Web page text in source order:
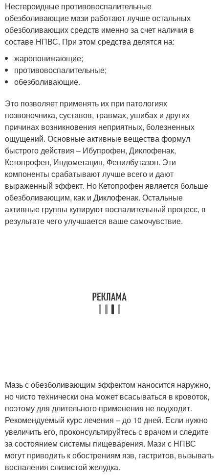
Нестероидные противовоспалительные
обезболивающие мази работают лучше остальных
обезболивающих средств именно за счет наличия в
составе НПВС. При этом средства делятся на:
жаропонижающие;
противовоспалительные;
обезболивающие.
Это позволяет применять их при патологиях
позвоночника, суставов, травмах, ушибах и других
причинах возникновения неприятных, болезненных
ощущений. Основные активные вещества формул
быстрого действия – Ибупрофен, Диклофенак,
Кетопрофен, Индометацин, Фенилбутазон. Эти
компоненты срабатывают лучше всего и дают
выраженный эффект. Но Кетопрофен является больше
обезболивающим, как и Диклофенак. Остальные
активные группы купируют воспалительный процесс, в
результате чего улучшается ваше самочувствие.
Мазь с обезболивающим эффектом наносится наружно,
но чисто технически она может всасываться в кровоток,
поэтому для длительного применения не подходит.
Рекомендуемый курс лечения – до 10 дней. Если нужно
увеличить его, проконсультируйтесь с врачом и следите
за состоянием системы пищеварения. Мази с НПВС
могут приводить к обострениям язв, гастритов, вызывать
воспаления слизистой желудка.